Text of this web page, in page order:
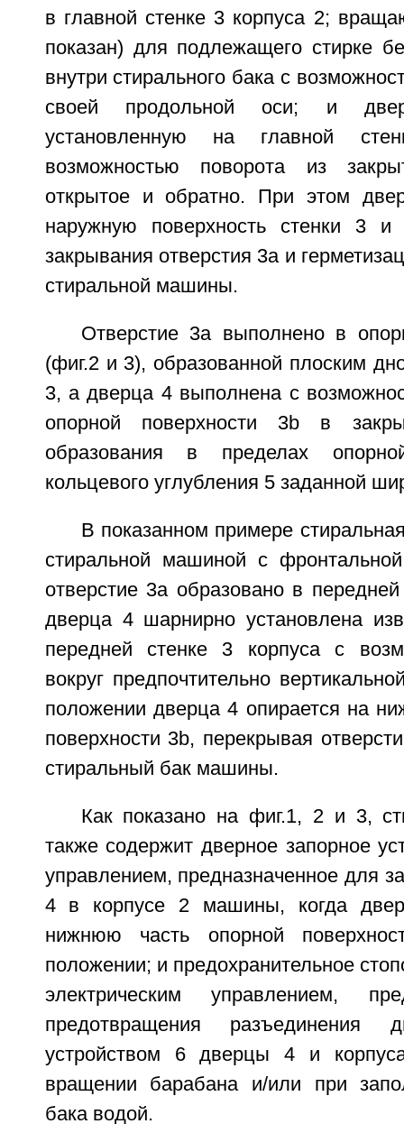
в главной стенке 3 корпуса 2;
показан) для подлежащего стирке
внутри стирального бака с
своей продольной оси; и
установленную на главной
возможностью поворота из
открытое и обратно. При этом
наружную поверхность стенки 3 и
закрывания отверстия 3а и
стиральной машины.
Отверстие 3а выполнено в
(фиг.2 и 3), образованной плоским
3, а дверца 4 выполнена с
опорной поверхности 3b в
образования в пределах
кольцевого углубления 5 заданной
В показанном примере
стиральной машиной с фронтальной
отверстие 3а образовано в
дверца 4 шарнирно установлена
передней стенке 3 корпуса с
вокруг предпочтительно
положении дверца 4 опирается на
поверхности 3b, перекрывая
стиральный бак машины.
Как показано на фиг.1, 2 и 3,
также содержит дверное запорное
управлением, предназначенное для
4 в корпусе 2 машины, когда
нижнюю часть опорной
положении; и предохранительное
электрическим управлением,
предотвращения разъединения
устройством 6 дверцы 4 и
вращении барабана и/или при
бака водой.